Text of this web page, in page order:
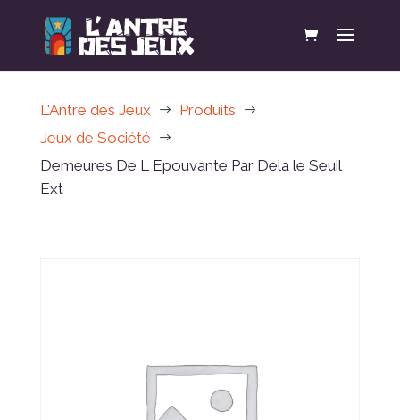
L'Antre des Jeux $ Produits $
Jeux de Société $
Demeures De L Epouvante Par Dela le Seuil
Ext